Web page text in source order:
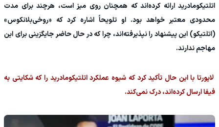
اتلتیکومادرید ارائه کرده‌اند که همچنان روی میز است، هرچند برای مدت
محدودی معتبر خواهد بود. او تلویحاً اشاره کرد که «روخی‌بلانکوس»
(اتلتیکو) این پیشنهاد را نپذیرفته‌اند، چرا که در حال حاضر جایگزینی برای این
مهاجم ندارند.
لاپورتا با این حال تأکید کرد که شیوه عملکرد اتلتیکومادرید را که شکایتی به
فیفا ارسال کرده‌اند، درک نمی‌کند.